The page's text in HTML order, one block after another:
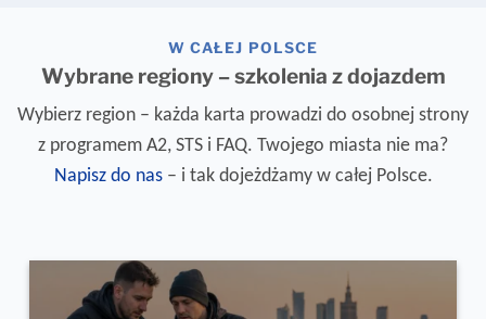
W CAŁEJ POLSCE
Wybrane regiony – szkolenia z dojazdem
Wybierz region – każda karta prowadzi do osobnej strony
z programem A2, STS i FAQ. Twojego miasta nie ma?
Napisz do nas– i tak dojeżdżamy w całej Polsce.